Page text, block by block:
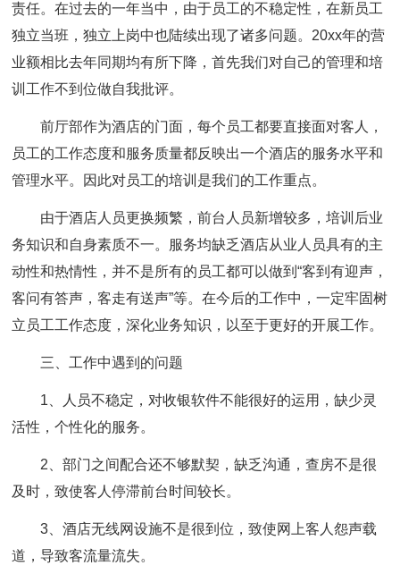
责任。在过去的一年当中，由于员工的不稳定性，在新员工
独立当班，独立上岗中也陆续出现了诸多问题。20xx年的营
业额相比去年同期均有所下降，首先我们对自己的管理和培
训工作不到位做自我批评。
前厅部作为酒店的门面，每个员工都要直接面对客人，
员工的工作态度和服务质量都反映出一个酒店的服务水平和
管理水平。因此对员工的培训是我们的工作重点。
由于酒店人员更换频繁，前台人员新增较多，培训后业
务知识和自身素质不一。服务均缺乏酒店从业人员具有的主
动性和热情性，并不是所有的员工都可以做到“客到有迎声，
客问有答声，客走有送声”等。在今后的工作中，一定牢固树
立员工工作态度，深化业务知识，以至于更好的开展工作。
三、工作中遇到的问题
1、人员不稳定，对收银软件不能很好的运用，缺少灵
活性，个性化的服务。
2、部门之间配合还不够默契，缺乏沟通，查房不是很
及时，致使客人停滞前台时间较长。
3、酒店无线网设施不是很到位，致使网上客人怨声载
道，导致客流量流失。